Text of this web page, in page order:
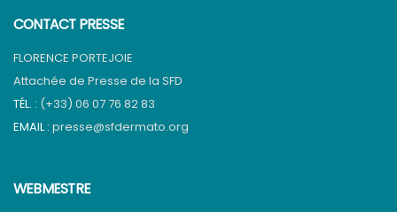
CONTACT PRESSE
FLORENCE PORTEJOIE
Attachée de Presse de la SFD
TÉL. : (+33) 06 07 76 82 83
EMAIL : presse@sfdermato.org
WEBMESTRE